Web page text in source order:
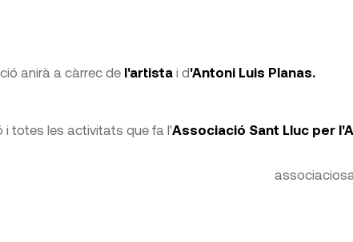
anirà a càrrec de l'artistai d'Antoni Luis Planas.
i totes les activitats que fa l'Associació Sant Lluc per